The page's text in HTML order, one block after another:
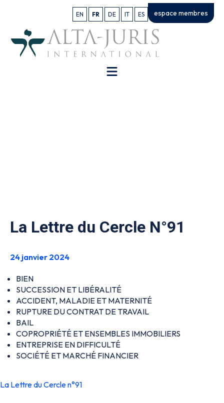
EN FR DE IT ES espace membres
La Lettre du Cercle N°91
24 janvier 2024
BIEN
SUCCESSION ET LIBÉRALITÉ
ACCIDENT, MALADIE ET MATERNITÉ
RUPTURE DU CONTRAT DE TRAVAIL
BAIL
COPROPRIÉTÉ ET ENSEMBLES IMMOBILIERS
ENTREPRISE EN DIFFICULTÉ
SOCIÉTÉ ET MARCHÉ FINANCIER
La Lettre du Cercle n°91